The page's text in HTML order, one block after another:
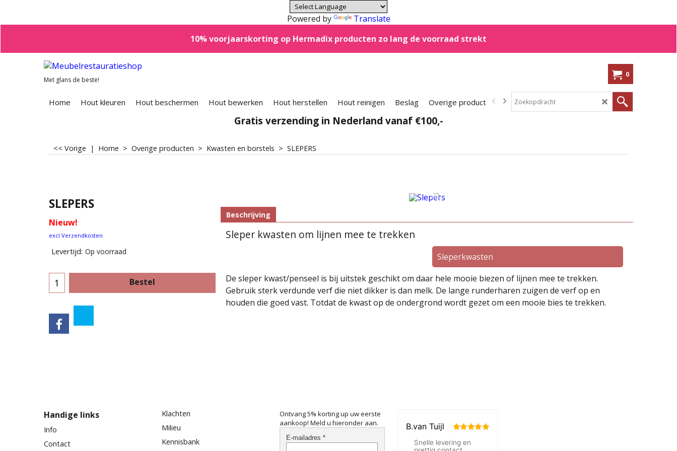
Powered by
Translate
10% voorjaarskorting op Hermadix producten zo lang de voorraad strekt
Met glans de beste!
0
Home Hout kleuren Hout beschermen Hout bewerken Hout herstellen Hout reinigen Beslag Overige producten In de aanbieding! Kennisbank Shoppen op
Gratis verzending in Nederland vanaf €100,-
<< Vorige | Home > Overige producten > Kwasten en borstels > SLEPERS
SLEPERS
Nieuw!
excl Verzendkosten
Levertijd: Op voorraad
Bestel
Beschrijving
Sleper kwasten om lijnen mee te trekken
Sleperkwasten
De sleper kwast/penseel is bij uitstek geschikt om daar hele mooie biezen of lijnen mee te trekken.
Gebruik sterk verdunde verf die niet dikker is dan melk. De lange runderharen zuigen de verf op en
houden die goed vast. Totdat de kwast op de ondergrond wordt gezet om een mooie bies te trekken.
Handige links
Info
Contact
Klachten
Milieu
Kennisbank
Ontvang 5% korting up uw eerste
aankoop! Meld u hieronder aan.